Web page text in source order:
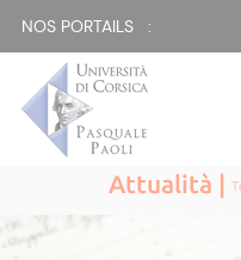
NOS PORTAILS :
Attualità |